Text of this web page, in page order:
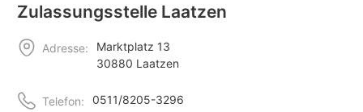
Zulassungsstelle Laatzen
Adresse:
Marktplatz 13
30880 Laatzen
Telefon: 0511/8205-3296